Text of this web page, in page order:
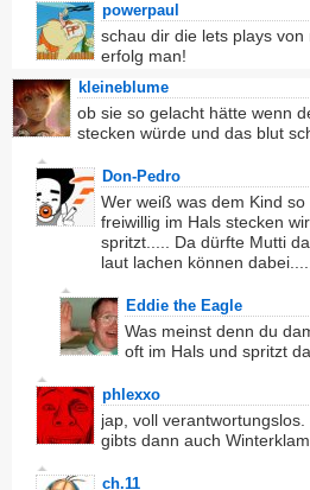
powerpaul
schau dir die lets plays
erfolg man!
kleineblume
ob sie so gelacht hätte wenn
stecken würde und das blut
Don-Pedro
Wer weiß was dem Kind
freiwillig im Hals stecken
spritzt..... Da dürfte Mutti
laut lachen können
Eddie the Eagle
Was meinst denn du
oft im Hals und spritzt
phlexxo
jap, voll
gibts dann auch
ch.11